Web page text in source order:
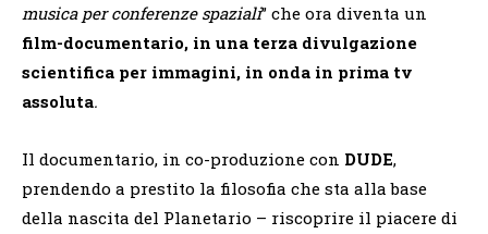
musica per conferenze spaziali” che ora diventa un
film-documentario, in una terza divulgazione
scientifica per immagini, in onda in prima tv
assoluta.
Il documentario, in co-produzione con DUDE,
prendendo a prestito la filosofia che sta alla base
della nascita del Planetario – riscoprire il piacere di